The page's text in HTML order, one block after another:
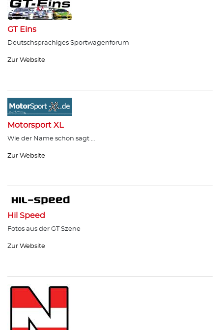
GT Eins
Deutschsprachiges Sportwagenforum
Zur Website
Motorsport XL
Wie der Name schon sagt …
Zur Website
Hil Speed
Fotos aus der GT Szene
Zur Website